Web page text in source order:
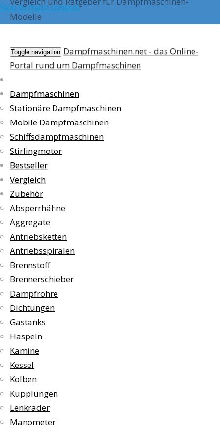
Skip to main content
Modelle
Toggle navigation Dampfmaschinen.net - das Online-
Portal rund um Dampfmaschinen
Dampfmaschinen
Stationäre Dampfmaschinen
Mobile Dampfmaschinen
Schiffsdampfmaschinen
Stirlingmotor
Bestseller
Vergleich
Zubehör
Absperrhähne
Aggregate
Antriebsketten
Antriebsspiralen
Brennstoff
Brennerschieber
Dampfrohre
Dichtungen
Gastanks
Haspeln
Kamine
Kessel
Kolben
Kupplungen
Lenkräder
Manometer